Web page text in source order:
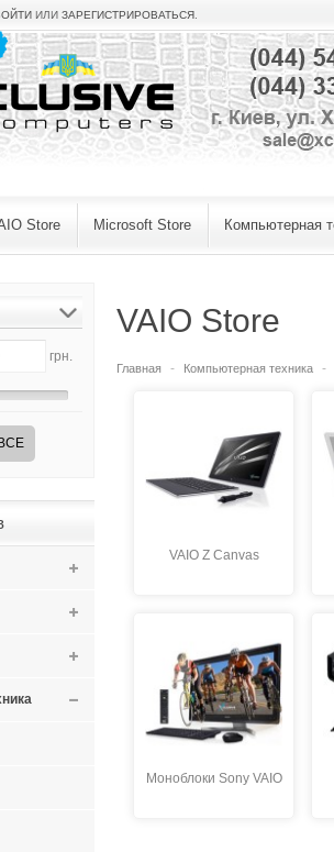
ИЛИ ЗАРЕГИСТРИРОВАТЬСЯ
Store Microsoft Store Компьютерная
грн.
VAIO Store
Главная Компьютерная техника
VAIO Z Canvas
Моноблоки Sony VAIO